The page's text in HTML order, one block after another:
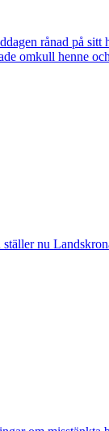
rånad på sitt
omkull henne
nu